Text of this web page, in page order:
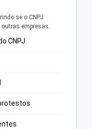
se o CNPJ
empresas.
CNPJ